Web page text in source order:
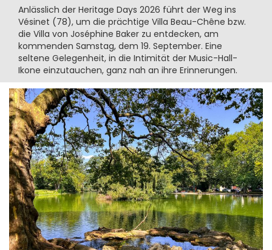
Anlässlich der Heritage Days 2026 führt der Weg ins
Vésinet (78), um die prächtige Villa Beau-Chêne bzw.
die Villa von Joséphine Baker zu entdecken, am
kommenden Samstag, dem 19. September. Eine
seltene Gelegenheit, in die Intimität der Music-Hall-
Ikone einzutauchen, ganz nah an ihre Erinnerungen.